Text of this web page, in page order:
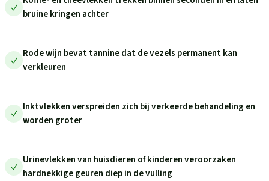
bruine kringen achter
Rode wijn bevat tannine dat de vezels permanent kan
verkleuren
Inktvlekken verspreiden zich bij verkeerde behandeling en
worden groter
Urinevlekken van huisdieren of kinderen veroorzaken
hardnekkige geuren diep in de vulling